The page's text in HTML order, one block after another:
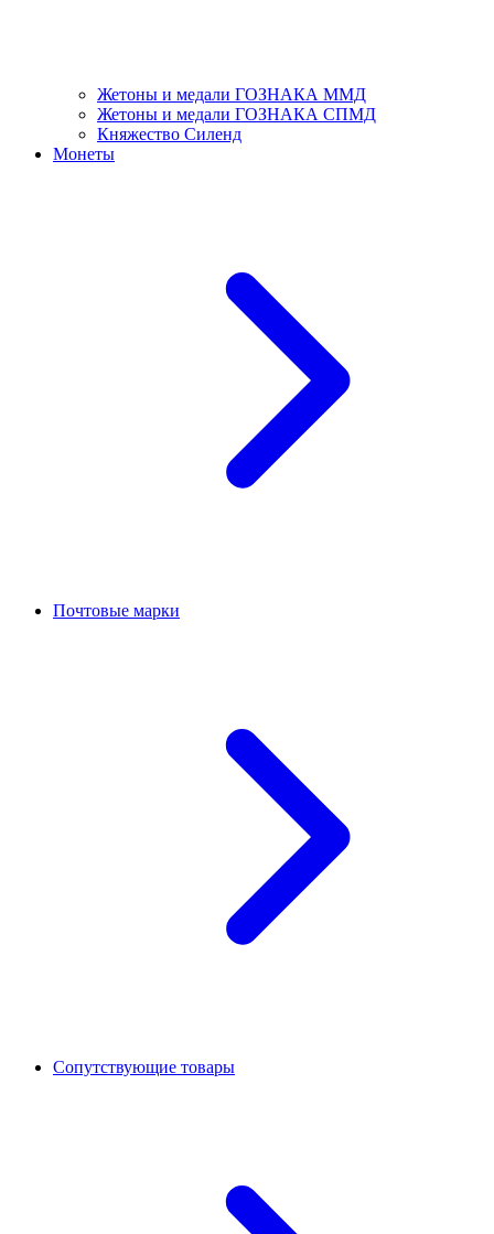
Жетоны и медали ГОЗНАКА ММД
Жетоны и медали ГОЗНАКА СПМД
Княжество Силенд
Монеты
Почтовые марки
Сопутствующие товары